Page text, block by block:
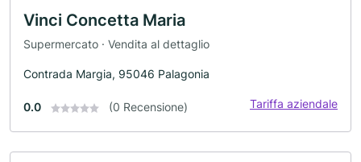
Vinci Concetta Maria
Supermercato · Vendita al dettaglio
Contrada Margia, 95046 Palagonia
0.0 (0 Recensione) Tariffa aziendale